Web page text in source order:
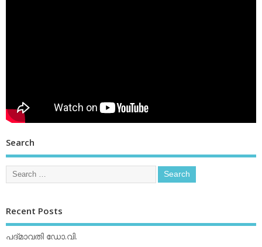
Search
Recent Posts
പദ്മാവതി ഡോ.വി.